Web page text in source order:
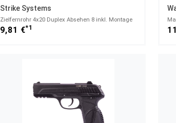
Strike Systems
Zielfernrohr 4x20 Duplex Absehen 8 inkl. Montage
9,81 €*1